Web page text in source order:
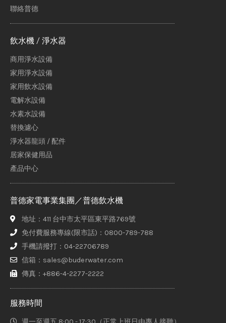
聯絡普德
飲水機 / 淨水器
商用淨水設備
家用淨水設備
家用飲水設備
電解水設備
水素水設備
替換濾心
淨水器龍頭 / 配件
居家保健用品
產品中心
普德家電事業集團／普德飲水機
地址：411 台中市太平區東平路769號
免付費服務專線(限市話)：0800-789-788
手機請撥打：04-22706789
信箱：sales@buderwater.com
傳真：+886-4-2277-2222
服務時間